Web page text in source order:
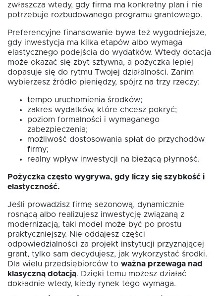
zwłaszcza wtedy, gdy firma ma konkretny plan i nie
potrzebuje rozbudowanego programu grantowego.
Preferencyjne finansowanie bywa też wygodniejsze,
gdy inwestycja ma kilka etapów albo wymaga
elastycznego podejścia do wydatków. Wtedy dotacja
może okazać się zbyt sztywna, a pożyczka lepiej
dopasuje się do rytmu Twojej działalności. Zanim
wybierzesz źródło pieniędzy, spójrz na trzy rzeczy:
tempo uruchomienia środków;
zakres wydatków, które chcesz pokryć;
poziom formalności i wymaganego
zabezpieczenia;
możliwość dostosowania spłat do przychodów
firmy;
realny wpływ inwestycji na bieżącą płynność.
Pożyczka często wygrywa, gdy liczy się szybkość i
elastyczność.
Jeśli prowadzisz firmę sezonową, dynamicznie
rosnącą albo realizujesz inwestycję związaną z
modernizacją, taki model może być po prostu
praktyczniejszy. Nie oddajesz części
odpowiedzialności za projekt instytucji przyznającej
grant, tylko sam decydujesz, jak wykorzystać środki.
Dla wielu przedsiębiorców to ważna przewaga nad
klasyczną dotacją. Dzięki temu możesz działać
dokładnie wtedy, kiedy rynek tego wymaga.